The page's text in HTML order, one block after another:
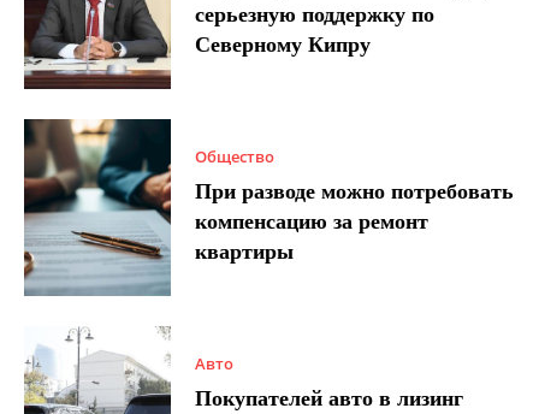
серьезную поддержку по
Северному Кипру
Общество
При разводе можно потребовать
компенсацию за ремонт
квартиры
Авто
Покупателей авто в лизинг